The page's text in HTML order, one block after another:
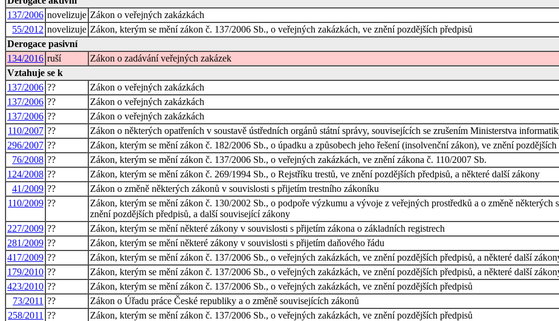
137/2006 novelizuje Zákon o veřejných zakázkách
55/2012 novelizuje Zákon, kterým se mění zákon č. 137/2006 Sb., o veřejných zakázkách, ve znění pozdějších předpisů
Derogace pasivní
134/2016 ruší Zákon o zadávání veřejných zakázek
Vztahuje se k
137/2006 ??
Zákon o veřejných zakázkách
137/2006 ??
Zákon o veřejných zakázkách
137/2006 ??
Zákon o veřejných zakázkách
110/2007 ??
Zákon o některých opatřeních v soustavě ústředních orgánů státní správy, souvisejících se zrušením Ministerstva
296/2007 ??
Zákon, kterým se mění zákon č. 182/2006 Sb., o úpadku a způsobech jeho řešení (insolvenční zákon), ve znění
76/2008 ??
Zákon, kterým se mění zákon č. 137/2006 Sb., o veřejných zakázkách, ve znění zákona č. 110/2007 Sb.
124/2008 ??
Zákon, kterým se mění zákon č. 269/1994 Sb., o Rejstříku trestů, ve znění pozdějších předpisů, a některé další zákony
41/2009 ??
Zákon o změně některých zákonů v souvislosti s přijetím trestního zákoníku
110/2009 ??
Zákon, kterým se mění zákon č. 130/2002 Sb., o podpoře výzkumu a vývoje z veřejných prostředků a o změně
znění pozdějších předpisů, a další související zákony
227/2009 ??
Zákon, kterým se mění některé zákony v souvislosti s přijetím zákona o základních registrech
281/2009 ??
Zákon, kterým se mění některé zákony v souvislosti s přijetím daňového řádu
417/2009 ??
Zákon, kterým se mění zákon č. 137/2006 Sb., o veřejných zakázkách, ve znění pozdějších předpisů, a některé další
179/2010 ??
Zákon, kterým se mění zákon č. 137/2006 Sb., o veřejných zakázkách, ve znění pozdějších předpisů, a některé další
423/2010 ??
Zákon, kterým se mění zákon č. 137/2006 Sb., o veřejných zakázkách, ve znění pozdějších předpisů
73/2011 ??
Zákon o Úřadu práce České republiky a o změně souvisejících zákonů
258/2011 ??
Zákon, kterým se mění zákon č. 137/2006 Sb., o veřejných zakázkách, ve znění pozdějších předpisů